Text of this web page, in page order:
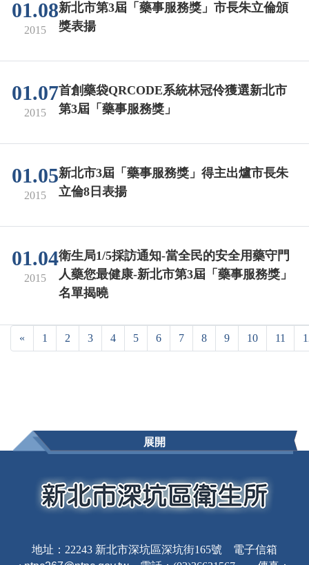
01.08
2015
新北市第3屆「藥事服務獎」市長朱立倫頒
獎表揚
01.07
2015
首創藥袋QRCODE系統林冠伶獲選新北市
第3屆「藥事服務獎」
01.05
2015
新北市3屆「藥事服務獎」得主出爐市長朱
立倫8日表揚
01.04
2015
衛生局1/5採訪通知-當全民的安全用藥守門
人藥您最健康-新北市第3屆「藥事服務獎」
名單揭曉
« 1 2 3 4 5 6 7 8 9 10 11
展開
地址：22243 新北市深坑區深坑街165號 電子信箱